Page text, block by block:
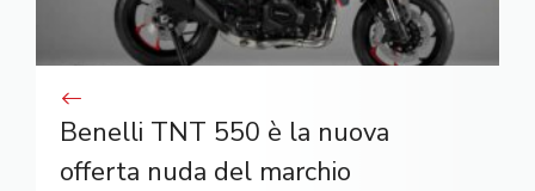
Benelli TNT 550 è la nuova
offerta nuda del marchio